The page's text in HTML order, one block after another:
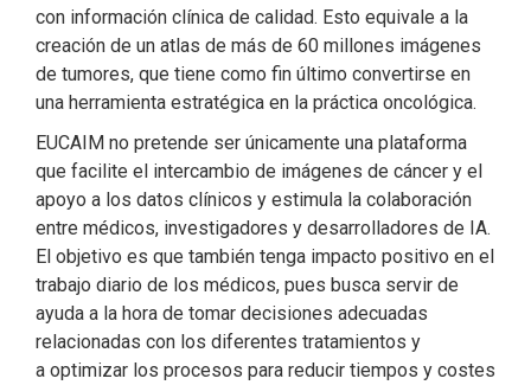
con información clínica de calidad. Esto equivale a la
creación de un atlas de más de 60 millones imágenes
de tumores, que tiene como fin último convertirse en
una herramienta estratégica en la práctica oncológica.
EUCAIM no pretende ser únicamente una plataforma
que facilite el intercambio de imágenes de cáncer y el
apoyo a los datos clínicos y estimula la colaboración
entre médicos, investigadores y desarrolladores de IA.
El objetivo es que también tenga impacto positivo en el
trabajo diario de los médicos, pues busca servir de
ayuda a la hora de tomar decisiones adecuadas
relacionadas con los diferentes tratamientos y
a optimizar los procesos para reducir tiempos y costes